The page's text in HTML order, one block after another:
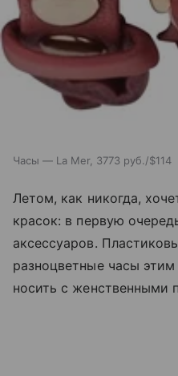
Часы — La Mer, 3773 руб./$114
Летом, как никогда,
красок: в первую
аксессуаров.
разноцветные часы
носить с женственными